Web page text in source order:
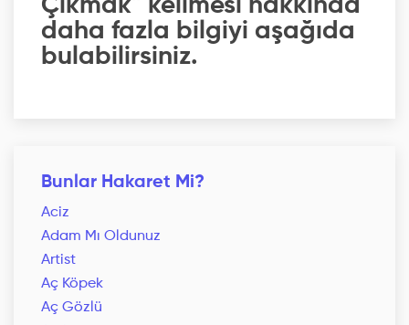
Çıkmak" kelimesi hakkında
daha fazla bilgiyi aşağıda
bulabilirsiniz.
Bunlar Hakaret Mi?
Aciz
Adam Mı Oldunuz
Artist
Aç Köpek
Aç Gözlü